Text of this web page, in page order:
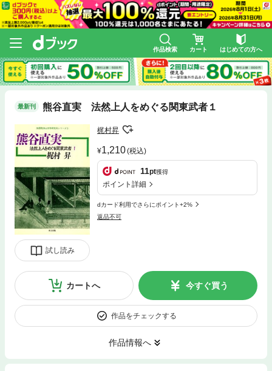
作品検索 カート はじめての方へ
最新刊 熊谷直実 法然上人をめぐる関東武者１
試し読み
梶村昇
1,210(税込)
11pt獲得
ポイント詳細
dカード利用でさらにポイント+2%
返品不可
カートへ 今すぐ買う
作品をチェックする
作品情報へ